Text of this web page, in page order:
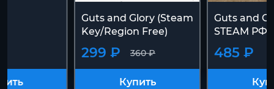
Guts and Glory (Steam
Key/Region Free)
360 ₽
299 ₽
Купить
Guts and
STEAM
485 ₽